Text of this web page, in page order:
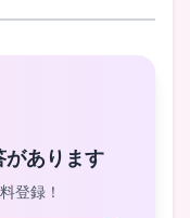
があります
登録！